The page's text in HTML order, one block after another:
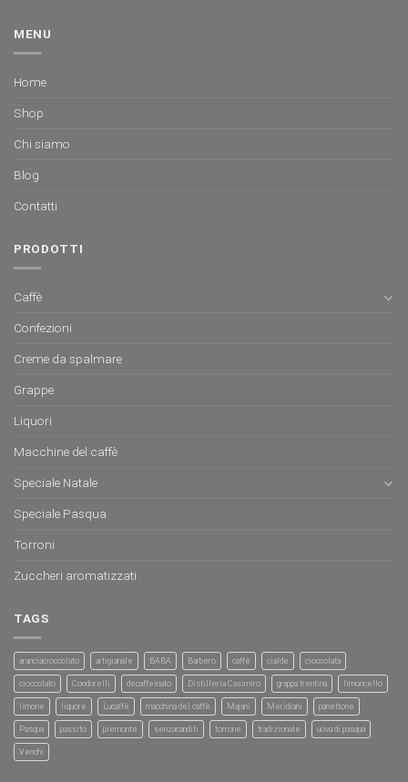
MENU
Home
Shop
Chi siamo
Blog
Contatti
PRODOTTI
Caffè
Confezioni
Creme da spalmare
Grappe
Liquori
Macchine del caffè
Speciale Natale
Speciale Pasqua
Torroni
Zuccheri aromatizzati
TAGS
aranciacioccolato artigianale BABA Barbero caffè cialde cioccolata
cioccolato Condorelli decaffeinato Distilleria Casimiro grappa trentina limoncello
limone liquore Lucaffé macchina del caffè Majani Meridiani panettone
Pasqua passito piemonte senzacanditi torrone tradizionale uova di pasqua
Venchi